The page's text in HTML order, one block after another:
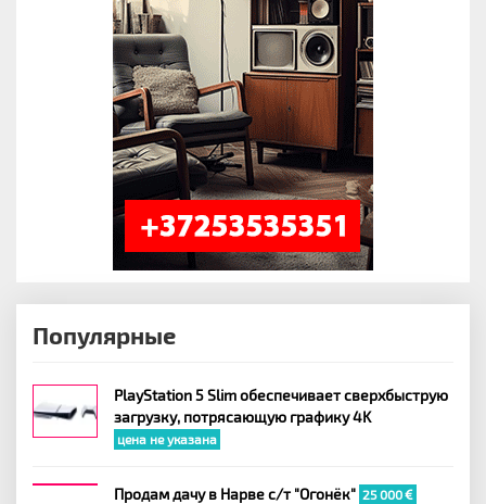
Популярные
PlayStation 5 Slim обеспечивает сверхбыструю
загрузку, потрясающую графику 4K
цена не указана
Продам дачу в Нарве с/т "Огонёк" 25 000